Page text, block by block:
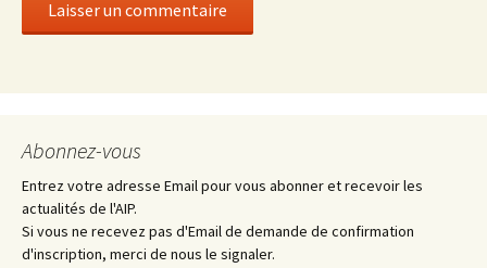
Abonnez-vous
Entrez votre adresse Email pour vous abonner et recevoir les
actualités de l'AIP.
Si vous ne recevez pas d'Email de demande de confirmation
d'inscription, merci de nous le signaler.